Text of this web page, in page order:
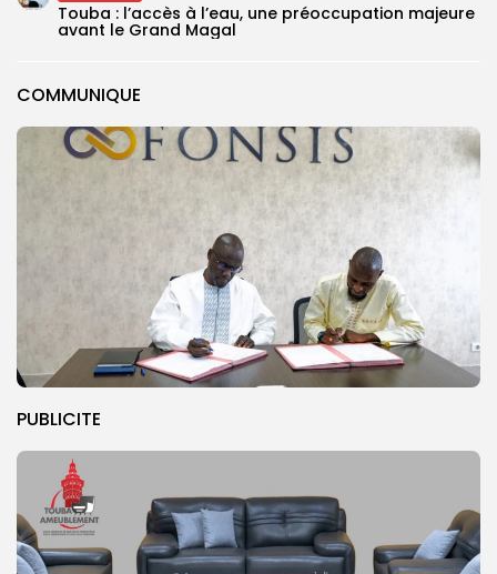
COMMUNIQUE
PUBLICITE
Touba : l’accès à l’eau, une préoccupation majeure
avant le Grand Magal